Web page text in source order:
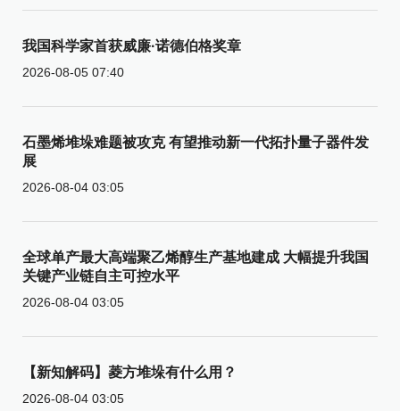
我国科学家首获威廉·诺德伯格奖章
2026-08-05 07:40
石墨烯堆垛难题被攻克 有望推动新一代拓扑量子器件发
展
2026-08-04 03:05
全球单产最大高端聚乙烯醇生产基地建成 大幅提升我国
关键产业链自主可控水平
2026-08-04 03:05
【新知解码】菱方堆垛有什么用？
2026-08-04 03:05